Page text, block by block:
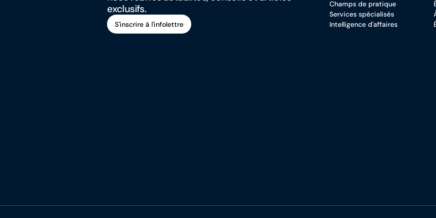
exclusifs.
S'inscrire à l'infolettre
Champs de pratique
Services spécialisés
Intelligence d'affaires